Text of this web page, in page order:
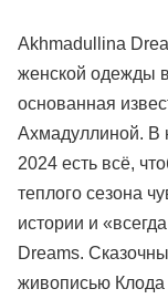
Akhmadullina
женской одежды
основанная
Ахмадуллиной. В
2024 есть всё,
теплого сезона
истории и
Dreams.
живописью